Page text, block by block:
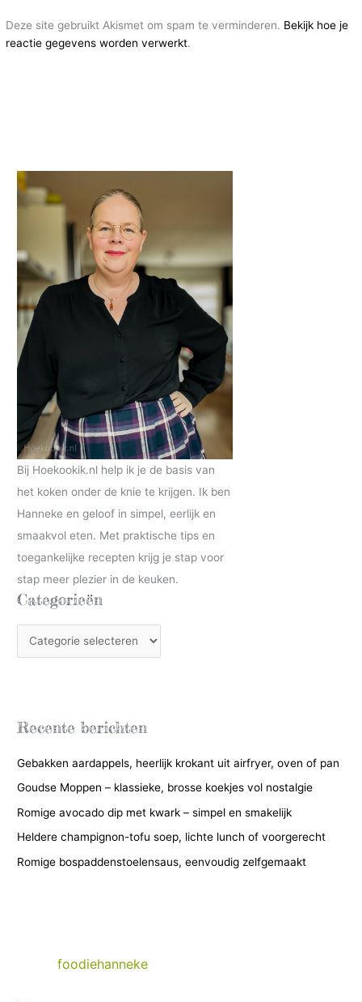
Deze site gebruikt Akismet om spam te verminderen. Bekijk hoe je
reactie gegevens worden verwerkt.
Bij Hoekookik.nl help ik je de basis van
het koken onder de knie te krijgen. Ik ben
Hanneke en geloof in simpel, eerlijk en
smaakvol eten. Met praktische tips en
toegankelijke recepten krijg je stap voor
stap meer plezier in de keuken.
Categorieën
a
g
r
i
e
ë
Recente berichten
Gebakken aardappels, heerlijk krokant uit airfryer, oven of pan
Goudse Moppen – klassieke, brosse koekjes vol nostalgie
Romige avocado dip met kwark – simpel en smakelijk
Heldere champignon-tofu soep, lichte lunch of voorgerecht
Romige bospaddenstoelensaus, eenvoudig zelfgemaakt
foodiehanneke